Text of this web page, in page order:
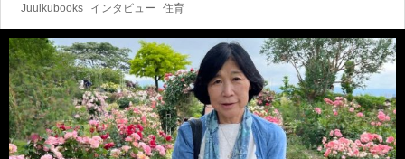
Juuikubooks インタビュー 住育